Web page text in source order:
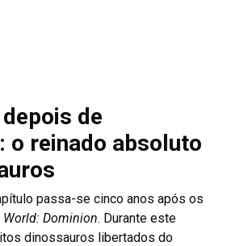
de
o reinado absoluto
passa-se cinco anos após os
Dominion. Durante este
dinossauros libertados do